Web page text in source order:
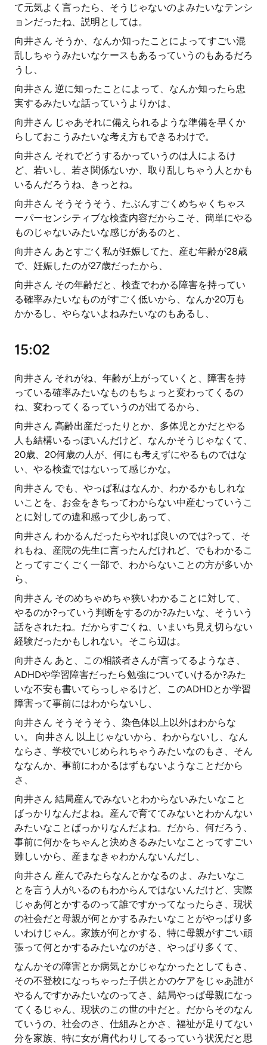
て元気よく言ったら、そうじゃないのよみたいなテンシ
ョンだったね、説明としては。
向井さん そうか、なんか知ったことによってすごい混
乱しちゃうみたいなケースもあるっていうのもあるだろ
うし、
向井さん 逆に知ったことによって、なんか知ったら忠
実するみたいな話っていうよりかは、
向井さん じゃあそれに備えられるような準備を早くか
らしておこうみたいな考え方もできるわけで。
向井さん それでどうするかっていうのは人によるけ
ど、若いし、若さ関係ないか、取り乱しちゃう人とかも
いるんだろうね、きっとね。
向井さん そうそうそう、たぶんすごくめちゃくちゃス
ーパーセンシティブな検査内容だからこそ、簡単にやる
ものじゃないみたいな感じがあるのと、
向井さん あとすごく私が妊娠してた、産む年齢が28歳
で、妊娠したのが27歳だったから、
向井さん その年齢だと、検査でわかる障害を持ってい
る確率みたいなものがすごく低いから、なんか20万も
かかるし、やらないよねみたいなのもあるし、
15:02
向井さん それがね、年齢が上がっていくと、障害を持
っている確率みたいなものもちょっと変わってくるの
ね、変わってくるっていうのが出てるから、
向井さん 高齢出産だったりとか、多体児とかだとやる
人も結構いるっぽいんだけど、なんかそうじゃなくて、
20歳、20何歳の人が、何にも考えずにやるものではな
い、やる検査ではないって感じかな。
向井さん でも、やっぱ私はなんか、わかるかもしれな
いことを、お金をきちってわからない中産むっていうこ
とに対しての違和感って少しあって、
向井さん わかるんだったらやれば良いのでは?って、そ
れもね、産院の先生に言ったんだけれど、でもわかるこ
とってすごくごく一部で、わからないことの方が多いか
ら、
向井さん そのめちゃめちゃ狭いわかることに対して、
やるのか?っていう判断をするのか?みたいな、そういう
話をされたね。だからすごくね、いまいち見え切らない
経験だったかもしれない。そこら辺は。
向井さん あと、この相談者さんが言ってるようなさ、
ADHDや学習障害だったら勉強についていけるか?みた
いな不安も書いてらっしゃるけど、このADHDとか学習
障害って事前にはわからないし、
向井さん そうそうそう、染色体以上以外はわからな
い。 向井さん 以上じゃないから、わからないし、なん
ならさ、学校でいじめられちゃうみたいなのもさ、そん
ななんか、事前にわかるはずもないようなことだから
さ、
向井さん 結局産んでみないとわからないみたいなこと
ばっかりなんだよね。産んで育ててみないとわかんない
みたいなことばっかりなんだよね。だから、何だろう、
事前に何かをちゃんと決めきるみたいなことってすごい
難しいから、産まなきゃわかんないんだし、
向井さん 産んでみたらなんとかなるのよ、みたいなこ
とを言う人がいるのもわからんではないんだけど、実際
じゃあ何とかするのって誰ですかってなったらさ、現状
の社会だと母親が何とかするみたいなことがやっぱり多
いわけじゃん。家族が何とかする、特に母親がすごい頑
張って何とかするみたいなのがさ、やっぱり多くて、
なんかその障害とか病気とかじゃなかったとしてもさ、
その不登校になっちゃった子供とかのケアをじゃあ誰が
やるんですかみたいなのってさ、結局やっぱ母親になっ
てくるじゃん、現状のこの世の中だと。だからそのなん
ていうの、社会のさ、仕組みとかさ、福祉が足りてない
分を家族、特に女が肩代わりしてるっていう状況だと思